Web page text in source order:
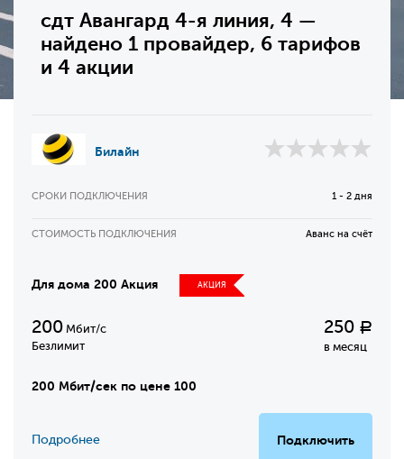
сдт Авангард 4-я линия, 4 —
найдено 1 провайдер, 6 тарифов
и 4 акции
Билайн
СРОКИ ПОДКЛЮЧЕНИЯ 1 - 2 дня
СТОИМОСТЬ ПОДКЛЮЧЕНИЯ Аванс на счёт
Для дома 200 Акция АКЦИЯ
200 Мбит/с
Безлимит
250 Р
в месяц
200 Мбит/сек по цене 100
Подключить
Подробнее